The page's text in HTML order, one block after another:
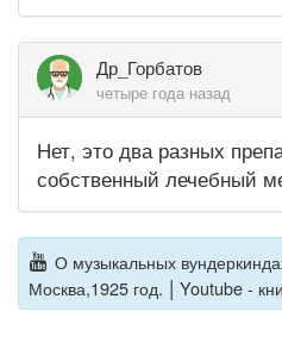
Др_Горбатов
четыре года назад
Нет, это два разных
собственный лечебный
О музыкальных
Москва,1925 год. | Youtube -